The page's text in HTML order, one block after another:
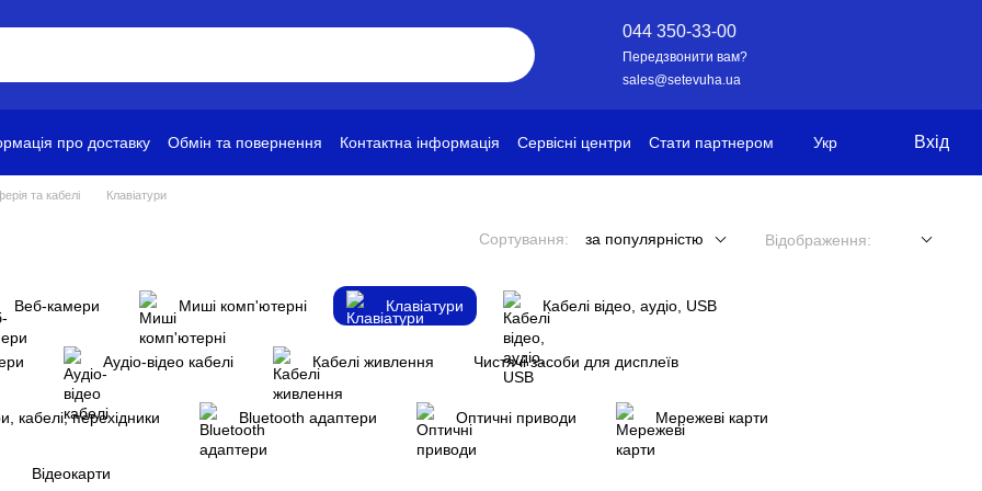
044 350-33-00
Передзвонити вам?
sales@setevuha.ua
про доставку Обмін та повернення Контактна інформація Сервісні центри
Стати партнером
Укр Вхід
та кабелі Клавіатури
Сортування: за популярністю Відображення:
Веб-камери Миші комп'ютерні Клавіатури Кабелі відео, аудіо, USB
Аудіо-відео кабелі Кабелі живлення Чистячі засоби для дисплеїв
кабелі, перехідники Bluetooth адаптери Оптичні приводи Мережеві карти
Відеокарти